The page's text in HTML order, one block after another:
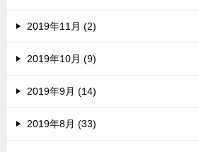
2019年11月 (2)
2019年10月 (9)
2019年9月 (14)
2019年8月 (33)